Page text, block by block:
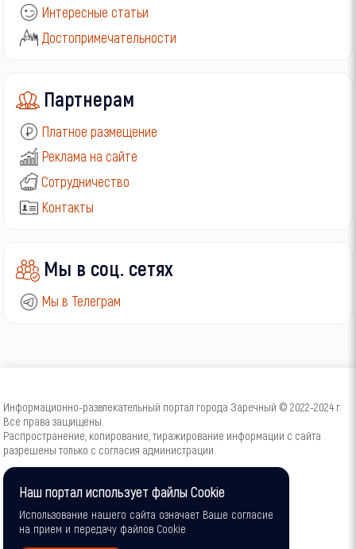
Интересные статьи
Достопримечательности
Партнерам
Платное размещение
Реклама на сайте
Сотрудничество
Контакты
Мы в соц. сетях
Мы в Телеграм
Информационно-развлекательный портал города Заречный © 2022-2024 г.
Все права защищены.
Распространение, копирование, тиражирование информации с сайта
разрешены только с согласия администрации.
16+Наш портал использует файлы Cookie
Использование нашего сайта означает Ваше согласие
на прием и передачу файлов Cookie